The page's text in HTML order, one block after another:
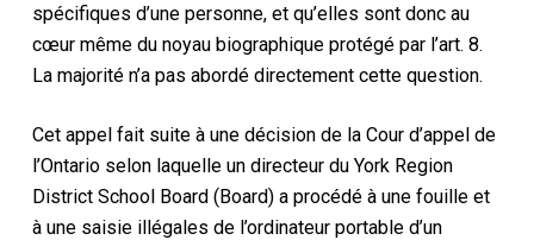
spécifiques d’une personne, et qu’elles sont donc au
cœur même du noyau biographique protégé par l’art. 8.
La majorité n’a pas abordé directement cette question.
Cet appel fait suite à une décision de la Cour d’appel de
l’Ontario selon laquelle un directeur du York Region
District School Board (Board) a procédé à une fouille et
à une saisie illégales de l’ordinateur portable d’un